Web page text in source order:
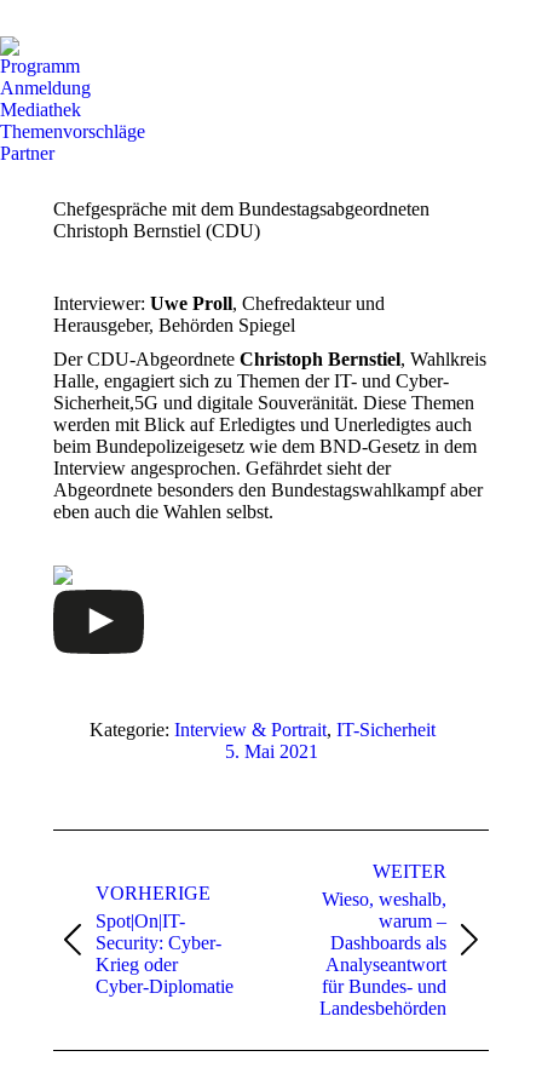
Seite
wird
in
einem
neuen
geöffnet
wird
in
einem
neuen
geöffnet
wird
einem
geöffnet
Programm
Anmeldung
Mediathek
Themenvorschläge
Partner
Chefgespräche mit dem Bundestagsabgeordneten
Christoph Bernstiel (CDU)
Interviewer: Uwe Proll, Chefredakteur und
Herausgeber, Behörden Spiegel
Der CDU-Abgeordnete Christoph Bernstiel, Wahlkreis
Halle, engagiert sich zu Themen der IT- und Cyber-
Sicherheit,5G und digitale Souveränität. Diese Themen
werden mit Blick auf Erledigtes und Unerledigtes auch
beim Bundepolizeigesetz wie dem BND-Gesetz in dem
Interview angesprochen. Gefährdet sieht der
Abgeordnete besonders den Bundestagswahlkampf aber
eben auch die Wahlen selbst.
Kategorie: Interview & Portrait, IT-Sicherheit
5. Mai 2021
VORHERIGE
Vorheriger
Beitrag:
Spot|On|IT-
Security: Cyber-
Krieg oder
Cyber-Diplomatie
WEITER
Nächster
Beitrag:
Wieso, weshalb,
warum –
Dashboards als
Analyseantwort
für Bundes- und
Landesbehörden